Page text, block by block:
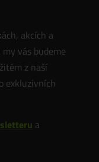
akcích a
vás budeme
z naší
exkluzivních
a